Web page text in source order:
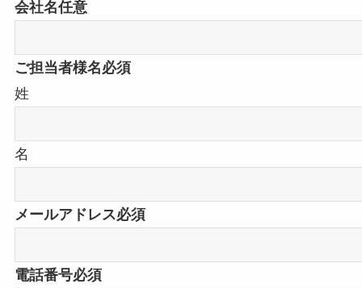
会社名任意
ご担当者様名必須
姓
名
メールアドレス必須
電話番号必須